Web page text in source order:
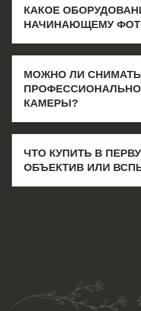
КАКОЕ
НАЧИНАЮЩЕМУ
МОЖНО ЛИ СНИМАТЬ
КАМЕРЫ?
ЧТО КУПИТЬ В
ОБЪЕКТИВ ИЛИ